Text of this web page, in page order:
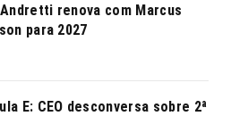
renova com Marcus
para 2027
E: CEO desconversa sobre 2ª